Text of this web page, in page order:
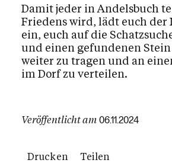
Damit jeder in Andelsbuch
Friedens wird, lädt euch der
ein, euch auf die
und einen gefundenen
weiter zu tragen und an
im Dorf zu verteilen.
Veröffentlicht am 06.11.2024
Drucken Teilen